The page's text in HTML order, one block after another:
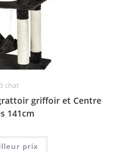
chat
griffoir et Centre
141cm
prix